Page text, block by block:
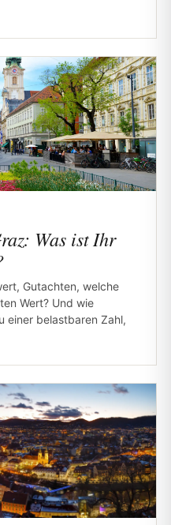
Was ist Ihr
Gutachten, welche
Wert? Und wie
einer belastbaren Zahl,